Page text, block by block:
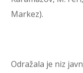
Markez).
Odražala je niz